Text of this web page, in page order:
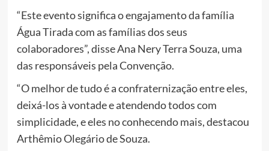
“Este evento significa o engajamento da família
Água Tirada com as famílias dos seus
colaboradores”, disse Ana Nery Terra Souza, uma
das responsáveis pela Convenção.
“O melhor de tudo é a confraternização entre eles,
deixá-los à vontade e atendendo todos com
simplicidade, e eles no conhecendo mais, destacou
Arthêmio Olegário de Souza.